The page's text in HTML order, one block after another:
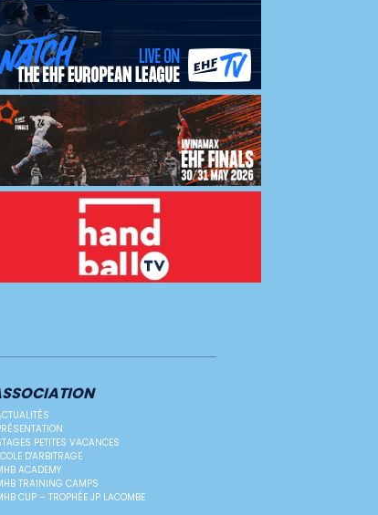
PETITES VACANCES
D'ARBITRAGE
ACADEMY
TRAINING CAMPS
CUP – TROPHÉE JP LACOMBE